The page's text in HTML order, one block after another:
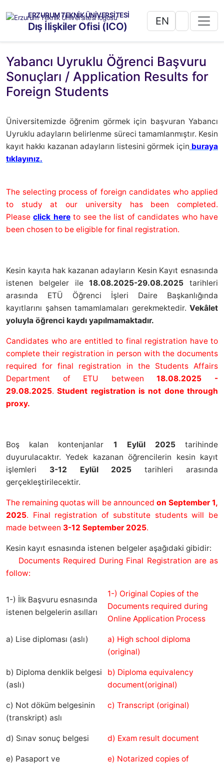
ERZURUM TEKNİK ÜNİVERSİTESİ
Dış İlişkiler Ofisi (ICO) EN
Yabancı Uyruklu Öğrenci Başvuru
Sonuçları / Application Results for
Foreign Students
Üniversitemizde öğrenim görmek için başvuran Yabancı
Uyruklu adayların belirlenme süreci tamamlanmıştır. Kesin
kayıt hakkı kazanan adayların listesini görmek için buraya
tıklayınız.
The selecting process of foreign candidates who applied
to study at our university has been completed.
Pleaseclick hereto see the list of candidates who have
been chosen to be eligible for final registration.
Kesin kayıta hak kazanan adayların Kesin Kayıt esnasında
istenen belgeler ile18.08.2025-29.08.2025 tarihleri
arasında ETÜ Öğrenci İşleri Daire Başkanlığında
kayıtlarını şahsen tamamlamaları gerekmektedir. Vekâlet
yoluyla öğrenci kaydı yapılmamaktadır.
Candidates who are entitled to final registration have to
complete their registration in person with the documents
required for final registration in the Students Affairs
Department of ETU between18.08.2025 -
29.08.2025.Student registration is not done through
proxy.
Boş kalan kontenjanlar 1 Eylül 2025tarihinde
duyurulacaktır. Yedek kazanan öğrencilerin kesin kayıt
işlemleri 3-12 Eylül 2025 tarihleri arasında
gerçekleştirilecektir.
The remaining quotas will be announced on September 1,
2025. Final registration of substitute students will be
made between 3-12 September 2025.
Kesin kayıt esnasında istenen belgeler aşağıdaki gibidir:
Documents Required During Final Registration are as
follow:
1-) İlk Başvuru esnasında
istenen belgelerin asılları
1-) Original Copies of the
Documents required during
Online Application Process
a) Lise diploması (aslı)
a) High school diploma
(original)
b) Diploma denklik belgesi
(aslı)
b) Diploma equivalency
document(original)
c) Not döküm belgesinin
(transkript) aslı
c) Transcript (original)
d) Sınav sonuç belgesi d) Exam result document
e) Pasaport ve
e) Notarized copies of